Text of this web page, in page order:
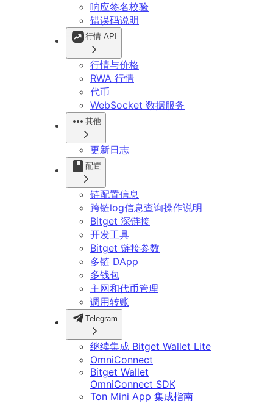
响应签名校验
错误码说明
行情 API
行情与价格
RWA 行情
代币
WebSocket 数据服务
其他
更新日志
配置
链配置信息
跨链log信息查询操作说明
Bitget 深链接
开发工具
Bitget 链接参数
多链 DApp
多钱包
主网和代币管理
调用转账
Telegram
继续集成 Bitget Wallet Lite
OmniConnect
Bitget Wallet
OmniConnect SDK
Ton Mini App 集成指南